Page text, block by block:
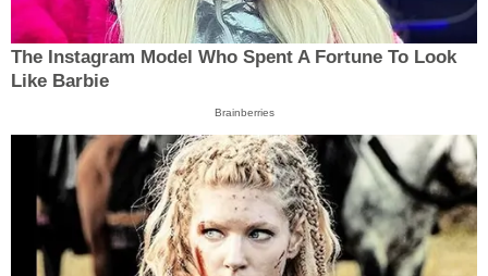
The Instagram Model Who Spent A Fortune To Look
Like Barbie
Brainberries